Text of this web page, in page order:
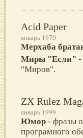
Acid Paper
январь 1970
Мерхаба
Миры "Если" -
"Миров".
ZX Rulez
январь 1999
Юмор - фразы
програмного